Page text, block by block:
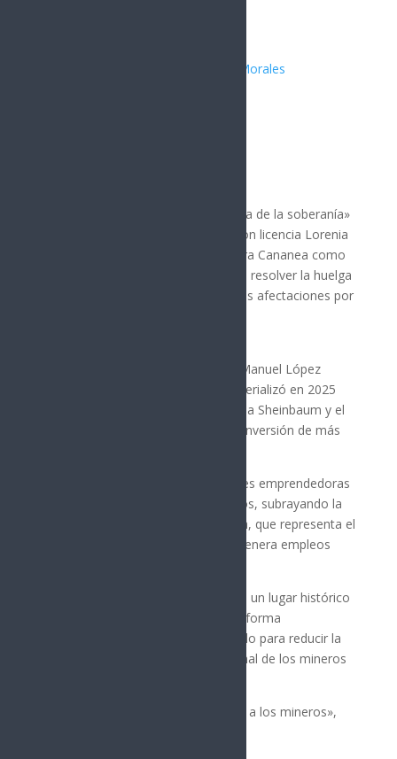
Juan Antonio Pérez Morales
Durante la asamblea «Por la defensa de la soberanía»
en Cananea, Sonora, la senadora con licencia Lorenia
Valles destacó el Plan de Justicia para Cananea como
un avance histórico. Este plan busca resolver la huelga
minera iniciada en 2007 y abordar las afectaciones por
Según Valles, el presidente Andrés Manuel López
Obrador impulsó el plan que se materializó en 2025
con el apoyo de la presidenta Claudia Sheinbaum y el
gobernador Alfonso Durazo, y una inversión de más
Valles también se reunió con mujeres emprendedoras
y la Agrupación de Mineros Retirados, subrayando la
importancia de la minería en Sonora, que representa el
33.8% de la producción nacional y genera empleos
Además, mencionó que Cananea es un lugar histórico
en la lucha laboral, recordando la reforma
constitucional aprobada en el Senado para reducir la
jornada laboral, una demanda original de los mineros
«El país le debe mucho a Cananea y a los mineros»,